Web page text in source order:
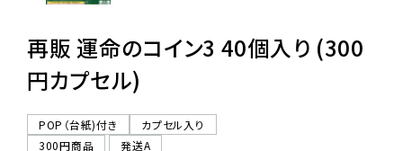
06-6282-7659
再販 運命のコイン3 40個入り (300
円カプセル)
POP（台紙)付き
カプセル入り
300円商品
発送A